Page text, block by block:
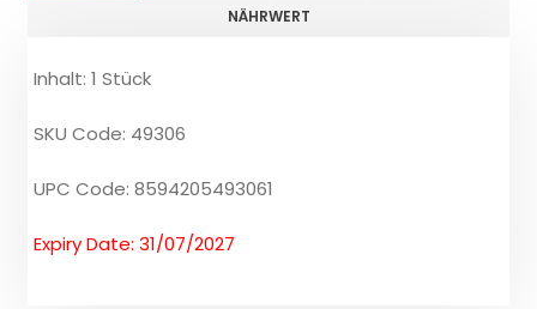
NÄHRWERT
Inhalt: 1 Stück
SKU Code: 49306
UPC Code: 8594205493061
Expiry Date: 31/07/2027